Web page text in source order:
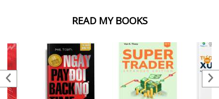
READ MY BOOKS